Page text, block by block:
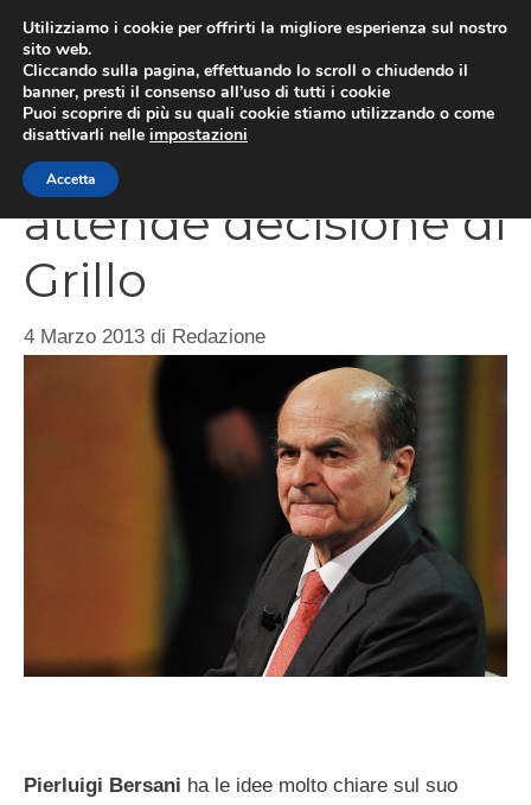
contenuto
Pierluigi Bersani
attende decisione di
Grillo
4 Marzo 2013 di Redazione
Pierluigi Bersani ha le idee molto chiare sul suo
Utilizziamo i cookie per offrirti la migliore esperienza sul nostro
sito web.
Cliccando sulla pagina, effettuando lo scroll o chiudendo il
banner, presti il consenso all’uso di tutti i cookie
Puoi scoprire di più su quali cookie stiamo utilizzando o come
disattivarli nelle impostazioni
Accetta